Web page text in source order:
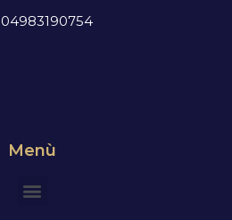
04983190754
Menù